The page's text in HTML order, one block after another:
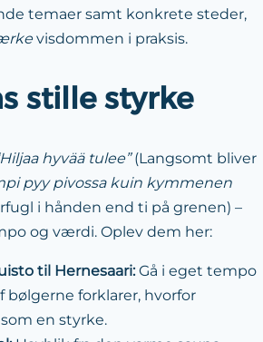
temaer samt konkrete steder,
visdommen i praksis.
stille styrke
hyvää tulee”(Langsomt bliver
pyy pivossa kuin kymmenen
i hånden end ti på grenen) –
og værdi. Oplev dem her:
til Hernesaari:Gå i eget tempo
bølgerne forklarer, hvorfor
en styrke.